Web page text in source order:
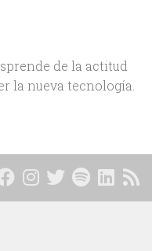
de la actitud
la nueva tecnología.